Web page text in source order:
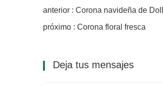
anterior : Corona navideña de
próximo : Corona floral fresca
Deja tus mensajes